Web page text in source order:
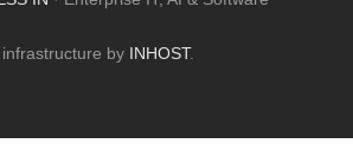
by INHOST.